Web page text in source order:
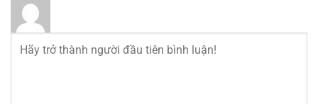
Chapter 147
Chapter 146